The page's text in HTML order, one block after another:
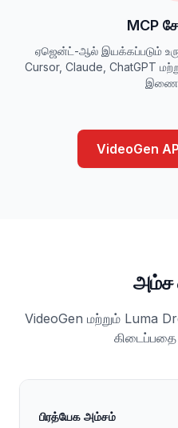
MCP
ஏஜென்ட்-ஆல் இயக்கப்படும்
Cursor, Claude, ChatGPT
VideoGen
அம்ச
VideoGen மற்றும் Luma
கிடைப்பதை
பிரத்யேக அம்சம்